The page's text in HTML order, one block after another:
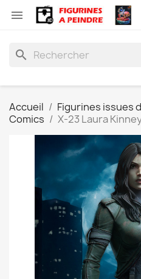

search
Accueil Figurines issues
Comics
X-23 Laura